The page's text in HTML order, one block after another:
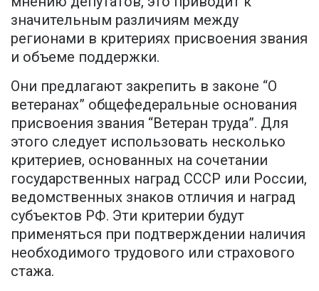
значительным различиям между
регионами в критериях присвоения звания
и объеме поддержки.
Они предлагают закрепить в законе “О
ветеранах” общефедеральные основания
присвоения звания “Ветеран труда”. Для
этого следует использовать несколько
критериев, основанных на сочетании
государственных наград СССР или России,
ведомственных знаков отличия и наград
субъектов РФ. Эти критерии будут
применяться при подтверждении наличия
необходимого трудового или страхового
стажа.